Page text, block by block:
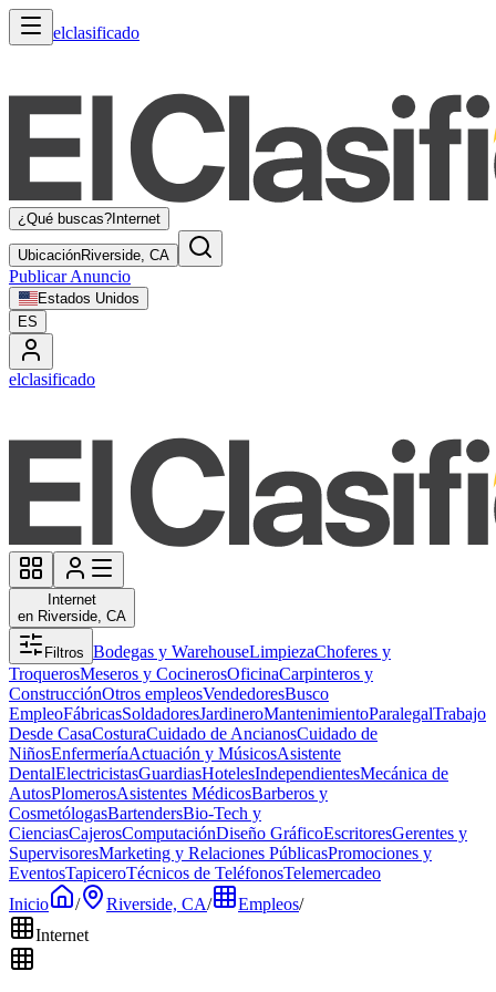
elclasificado
¿Qué buscas? Internet
UbicaciónRiverside, CA
Publicar Anuncio
Estados Unidos
ES
elclasificado
Internet
en Riverside, CA
Filtros Bodegas y WarehouseLimpiezaChoferes y
TroquerosMeseros y CocinerosOficinaCarpinteros y
ConstrucciónOtros empleosVendedoresBusco
EmpleoFábricasSoldadoresJardineroMantenimientoParalegalTrabajo
Desde CasaCosturaCuidado de AncianosCuidado de
NiñosEnfermeríaActuación y MúsicosAsistente
DentalElectricistasGuardiasHotelesIndependientesMecánica de
AutosPlomerosAsistentes MédicosBarberos y
CosmetólogasBartendersBio-Tech y
CienciasCajerosComputaciónDiseño GráficoEscritoresGerentes y
SupervisoresMarketing y Relaciones PúblicasPromociones y
EventosTapiceroTécnicos de TeléfonosTelemercadeo
Inicio
/ Riverside, CA/ Empleos/
Internet